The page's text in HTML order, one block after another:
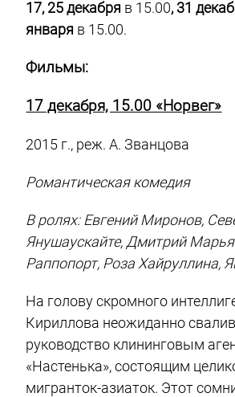
17, 25 декабря в 15.00, 31
января в 15.00.
Фильмы:
17 декабря, 15.00 «Норвег»
2015 г., реж. А. Званцова
Романтическая комедия
В ролях: Евгений Миронов,
Янушаускайте, Дмитрий
Раппопорт, Роза Хайруллина,
На голову скромного
Кириллова неожиданно
руководство клининговым
«Настенька», состоящим
мигранток-азиаток. Этот